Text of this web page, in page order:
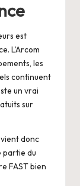
est
L’Arcom
les
continuent
un vrai
sur
donc
partie du
FAST bien